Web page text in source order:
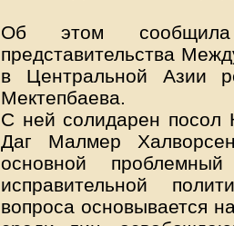
Об этом сообщила
представительства
в Центральной Азии
Мектепбаева.
С ней солидарен посол
Даг Малмер
основной
исправительной
вопроса основывается